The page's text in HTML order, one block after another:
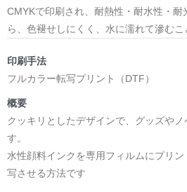
CMYKで印刷され、耐熱性・耐水性・
ら、色褪せしにくく、水に濡れて滲むこ
印刷手法
フルカラー転写プリント（DTF）
概要
クッキリとしたデザインで、グッズや
す。
水性顔料インクを専用フィルムにプリ
写させる方法です